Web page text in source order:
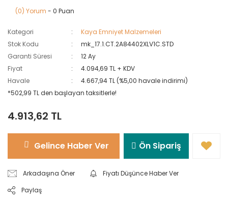
(0) Yorum - 0 Puan
Kategori
Kaya Emniyet Malzemeleri
Stok Kodu
mk_17.1.CT.2A84402XLV1C.STD
Garanti Süresi
12 Ay
Fiyat
4.094,69 TL + KDV
Havale
4.667,94 TL (%5,00 havale indirimi)
*502,99 TL den başlayan taksitlerle!
4.913,62 TL
Gelince Haber Ver Ön Sipariş
Arkadaşına Öner
Fiyatı Düşünce Haber Ver
Paylaş